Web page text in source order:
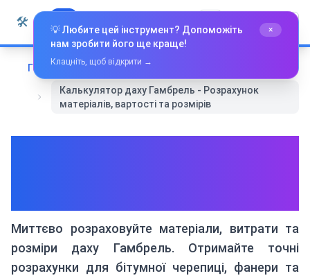
Перейти до вмісту
🛠️ Whiz Tools Українська
Головна
Математика та Геометрія
Калькулятор даху Гамбрель - Розрахунок
матеріалів, вартості та розмірів
Миттєво розраховуйте матеріали, витрати та
розміри даху Гамбрель. Отримайте точні
розрахунки для бітумної черепиці, фанери та
💡 Любите цей інструмент? Допоможіть
нам зробити його ще краще!
×
Клацніть, щоб відкрити →